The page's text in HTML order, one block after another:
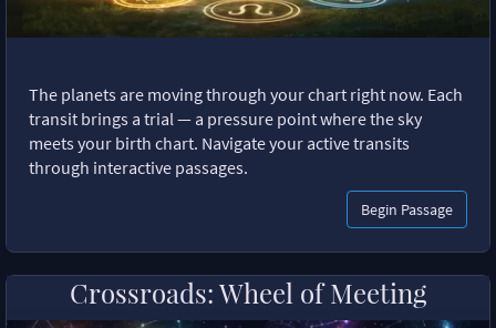
The planets are moving through your chart right now. Each
transit brings a trial — a pressure point where the sky
meets your birth chart. Navigate your active transits
through interactive passages.
Begin Passage
Crossroads: Wheel of Meeting